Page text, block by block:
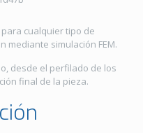
cualquier tipo de
mediante simulación FEM.
desde el perfilado de los
final de la pieza.